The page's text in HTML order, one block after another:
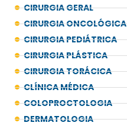
CIRURGIA GERAL
CIRURGIA ONCOLÓGICA
CIRURGIA PEDIÁTRICA
CIRURGIA PLÁSTICA
CIRURGIA TORÁCICA
CLÍNICA MÉDICA
COLOPROCTOLOGIA
DERMATOLOGIA